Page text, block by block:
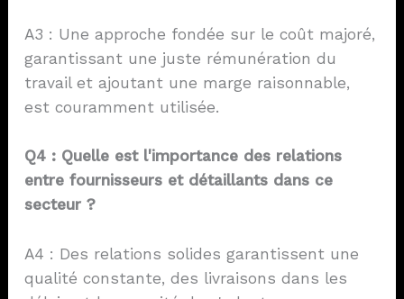
A3 : Une approche fondée sur le coût majoré,
garantissant une juste rémunération du
travail et ajoutant une marge raisonnable,
est couramment utilisée.
Q4 : Quelle est l'importance des relations
entre fournisseurs et détaillants dans ce
secteur ?
A4 : Des relations solides garantissent une
qualité constante, des livraisons dans les